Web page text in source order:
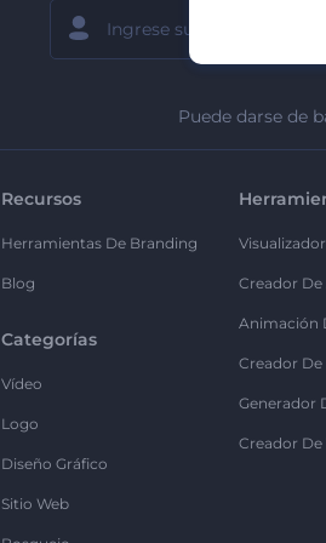
Puede darse de
Recursos
Herramientas De Branding
Blog
Categorías
Vídeo
Logo
Diseño Gráfico
Sitio Web
Creador
Animación
Creador
Generador
Creador De